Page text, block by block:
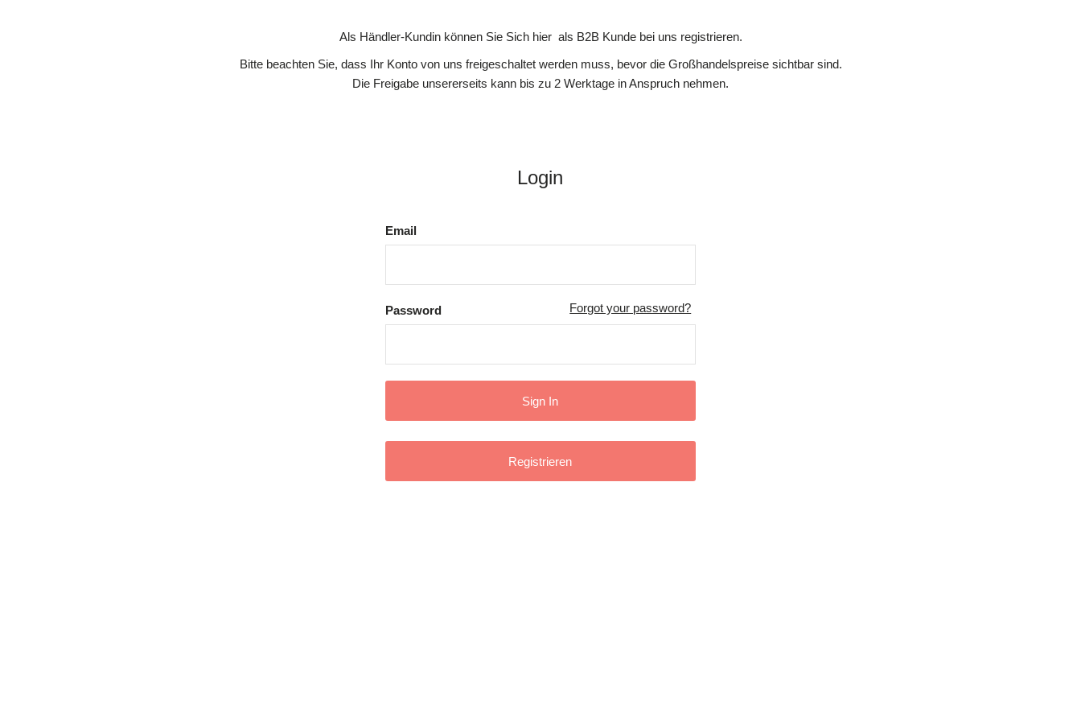
Als Händler-Kundin können Sie Sich hier als B2B Kunde bei uns registrieren.
Bitte beachten Sie, dass Ihr Konto von uns freigeschaltet werden muss, bevor die Großhandelspreise sichtbar sind.
Die Freigabe unsererseits kann bis zu 2 Werktage in Anspruch nehmen.
Login
Email
Password Forgot your password?
Registrieren